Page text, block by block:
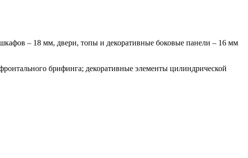
– 18 мм, двери, топы и декоративные боковые панели – 16 мм
брифинга; декоративные элементы цилиндрической